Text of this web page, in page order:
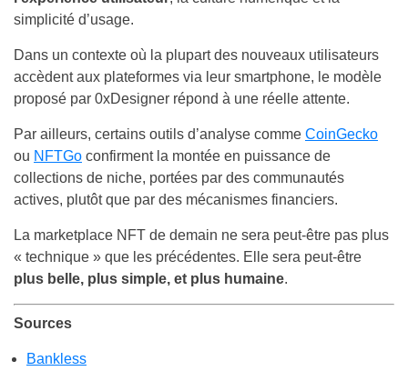
simplicité d’usage.
Dans un contexte où la plupart des nouveaux utilisateurs
accèdent aux plateformes via leur smartphone, le modèle
proposé par 0xDesigner répond à une réelle attente.
Par ailleurs, certains outils d’analyse comme CoinGecko
ou NFTGo confirment la montée en puissance de
collections de niche, portées par des communautés
actives, plutôt que par des mécanismes financiers.
La marketplace NFT de demain ne sera peut-être pas plus
« technique » que les précédentes. Elle sera peut-être
plus belle, plus simple, et plus humaine.
Sources
Bankless